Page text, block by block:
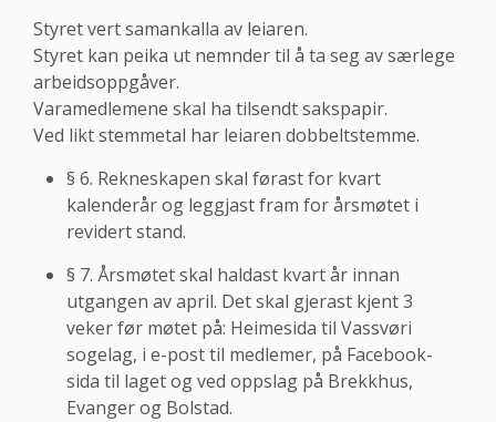
Styret vert samankalla av leiaren.
Styret kan peika ut nemnder til å ta seg av særlege
arbeidsoppgåver.
Varamedlemene skal ha tilsendt sakspapir.
Ved likt stemmetal har leiaren dobbeltstemme.
§ 6. Rekneskapen skal førast for kvart
kalenderår og leggjast fram for årsmøtet i
revidert stand.
§ 7. Årsmøtet skal haldast kvart år innan
utgangen av april. Det skal gjerast kjent 3
veker før møtet på: Heimesida til Vassvøri
sogelag, i e-post til medlemer, på Facebook-
sida til laget og ved oppslag på Brekkhus,
Evanger og Bolstad.